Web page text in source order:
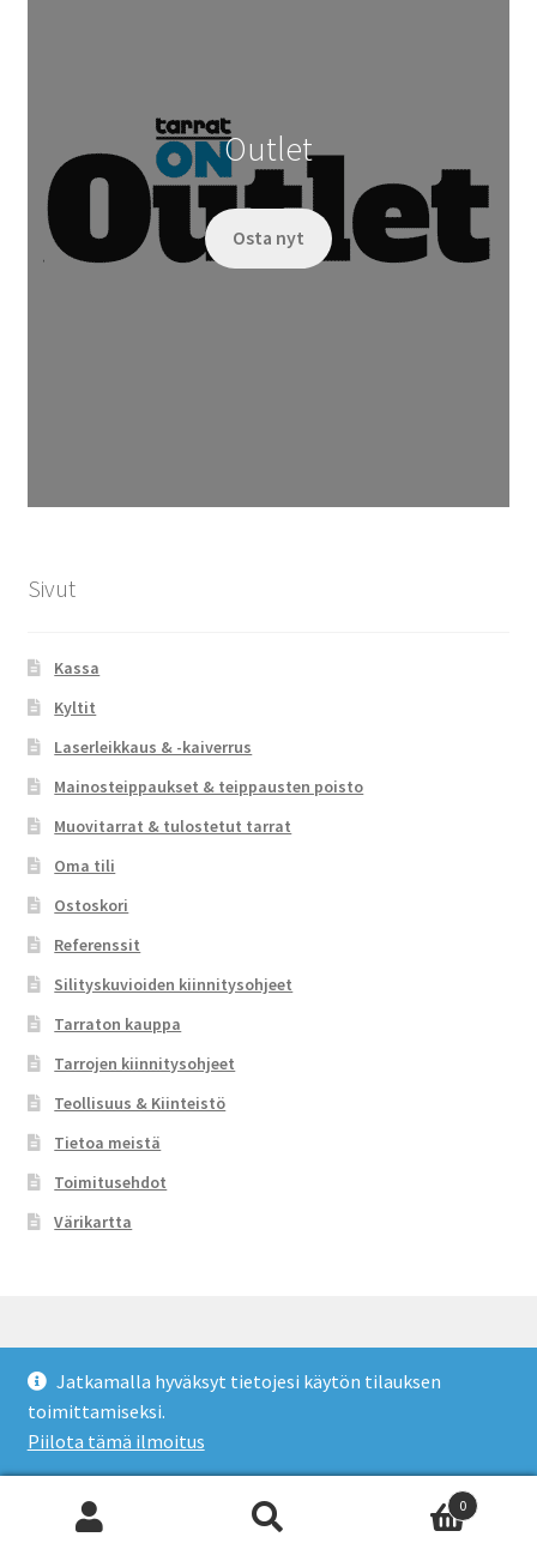
Jatkamalla hyväksyt tietojesi käytön tilauksen
toimittamiseksi.
Piilota tämä ilmoitus
Outlet
Osta nyt
Sivut
Kassa
Kyltit
Laserleikkaus & -kaiverrus
Mainosteippaukset & teippausten poisto
Muovitarrat & tulostetut tarrat
Oma tili
Ostoskori
Referenssit
Silityskuvioiden kiinnitysohjeet
Tarraton kauppa
Tarrojen kiinnitysohjeet
Teollisuus & Kiinteistö
Tietoa meistä
Toimitusehdot
Värikartta
© Tarraton 2026
Toimitusehdot
0